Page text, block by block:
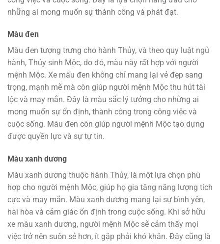
những ai mong muốn sự thành công và phát đạt.
Màu đen
Màu đen tượng trưng cho hành Thủy, và theo quy luật ngũ
hành, Thủy sinh Mộc, do đó, màu này rất hợp với người
mệnh Mộc. Xe màu đen không chỉ mang lại vẻ đẹp sang
trọng, mạnh mẽ mà còn giúp người mệnh Mộc thu hút tài
lộc và may mắn. Đây là màu sắc lý tưởng cho những ai
mong muốn sự ổn định, thành công trong công việc và
cuộc sống. Màu đen còn giúp người mệnh Mộc tạo dựng
được quyền lực và sự tự tin.
Màu xanh dương
Màu xanh dương thuộc hành Thủy, là một lựa chọn phù
hợp cho người mệnh Mộc, giúp họ gia tăng năng lượng tích
cực và may mắn. Màu xanh dương mang lại sự bình yên,
hài hòa và cảm giác ổn định trong cuộc sống. Khi sở hữu
xe màu xanh dương, người mệnh Mộc sẽ cảm thấy mọi
việc trở nên suôn sẻ hơn, ít gặp phải khó khăn. Đây cũng là